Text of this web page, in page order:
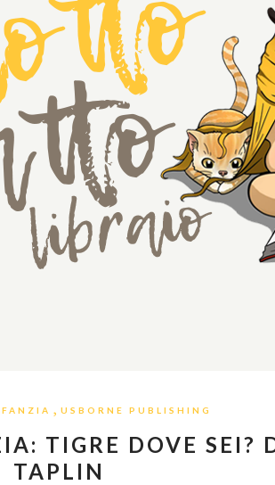
, USBORNE PUBLISHING
TIGRE DOVE SEI?
TAPLIN